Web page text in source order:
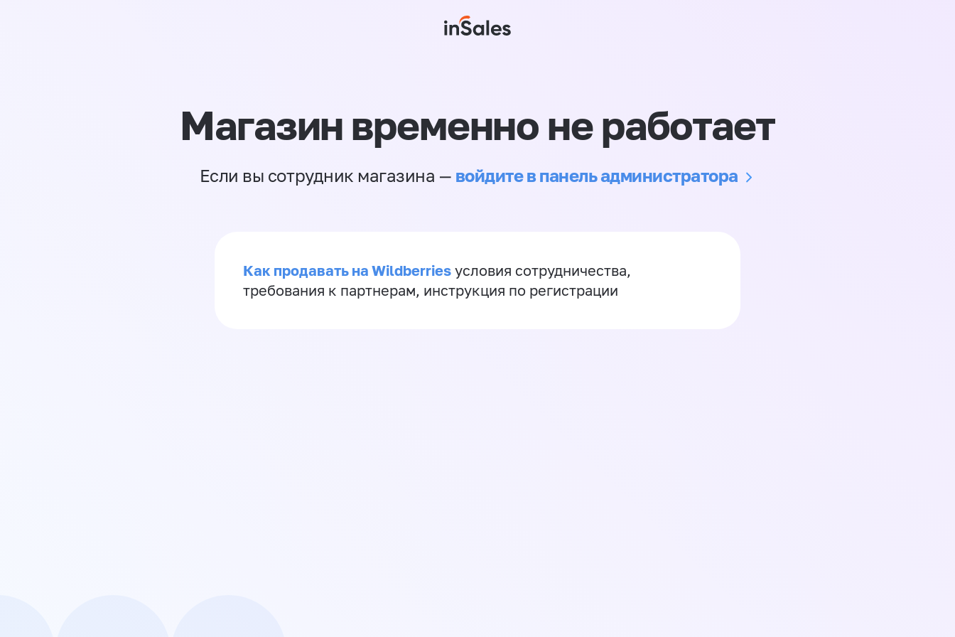
Магазин временно не работает
Если вы сотрудник магазина — войдите в панель администратора
Как продавать на Wildberries условия сотрудничества,
требования к партнерам, инструкция по регистрации